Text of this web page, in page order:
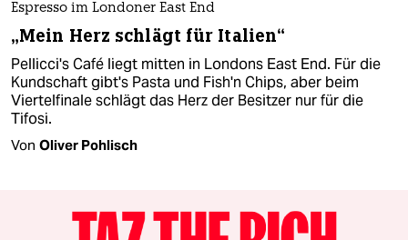
Espresso im Londoner East End
„Mein Herz schlägt für Italien“
Pellicci's Café liegt mitten in Londons East End. Für die
Kundschaft gibt's Pasta und Fish'n Chips, aber beim
Viertelfinale schlägt das Herz der Besitzer nur für die
Tifosi.
Von Oliver Pohlisch